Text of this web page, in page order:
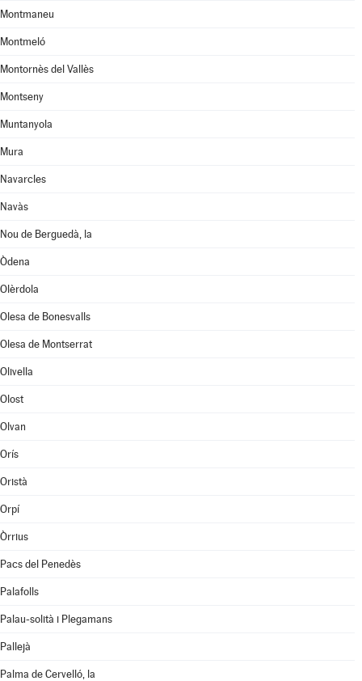
Montmaneu
Montmeló
Montornès del Vallès
Montseny
Muntanyola
Mura
Navarcles
Navàs
Nou de Berguedà, la
Òdena
Olèrdola
Olesa de Bonesvalls
Olesa de Montserrat
Olivella
Olost
Olvan
Orís
Oristà
Orpí
Òrrius
Pacs del Penedès
Palafolls
Palau-solità i Plegamans
Pallejà
Palma de Cervelló, la